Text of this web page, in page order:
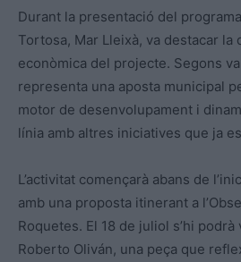
Durant la presentació del
Tortosa, Mar Lleixà, va destacar la
econòmica del projecte. Segons
representa una aposta municipal
motor de desenvolupament i
línia amb altres iniciatives que ja
L’activitat començarà abans de
amb una proposta itinerant a
Roquetes. El 18 de juliol s’hi
Roberto Oliván, una peça que